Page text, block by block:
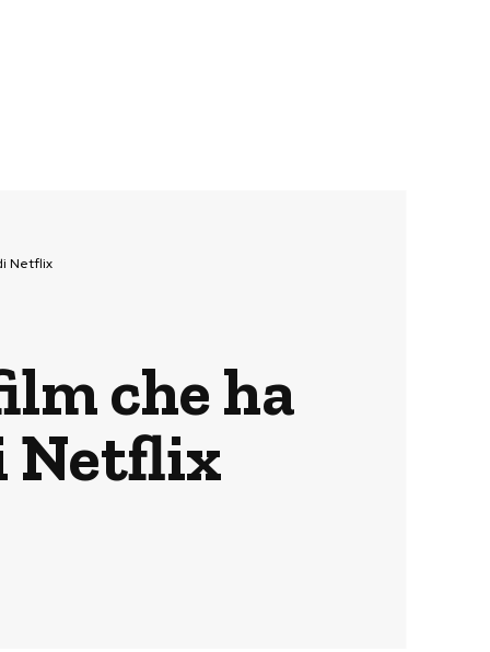
Netflix
che ha
Netflix